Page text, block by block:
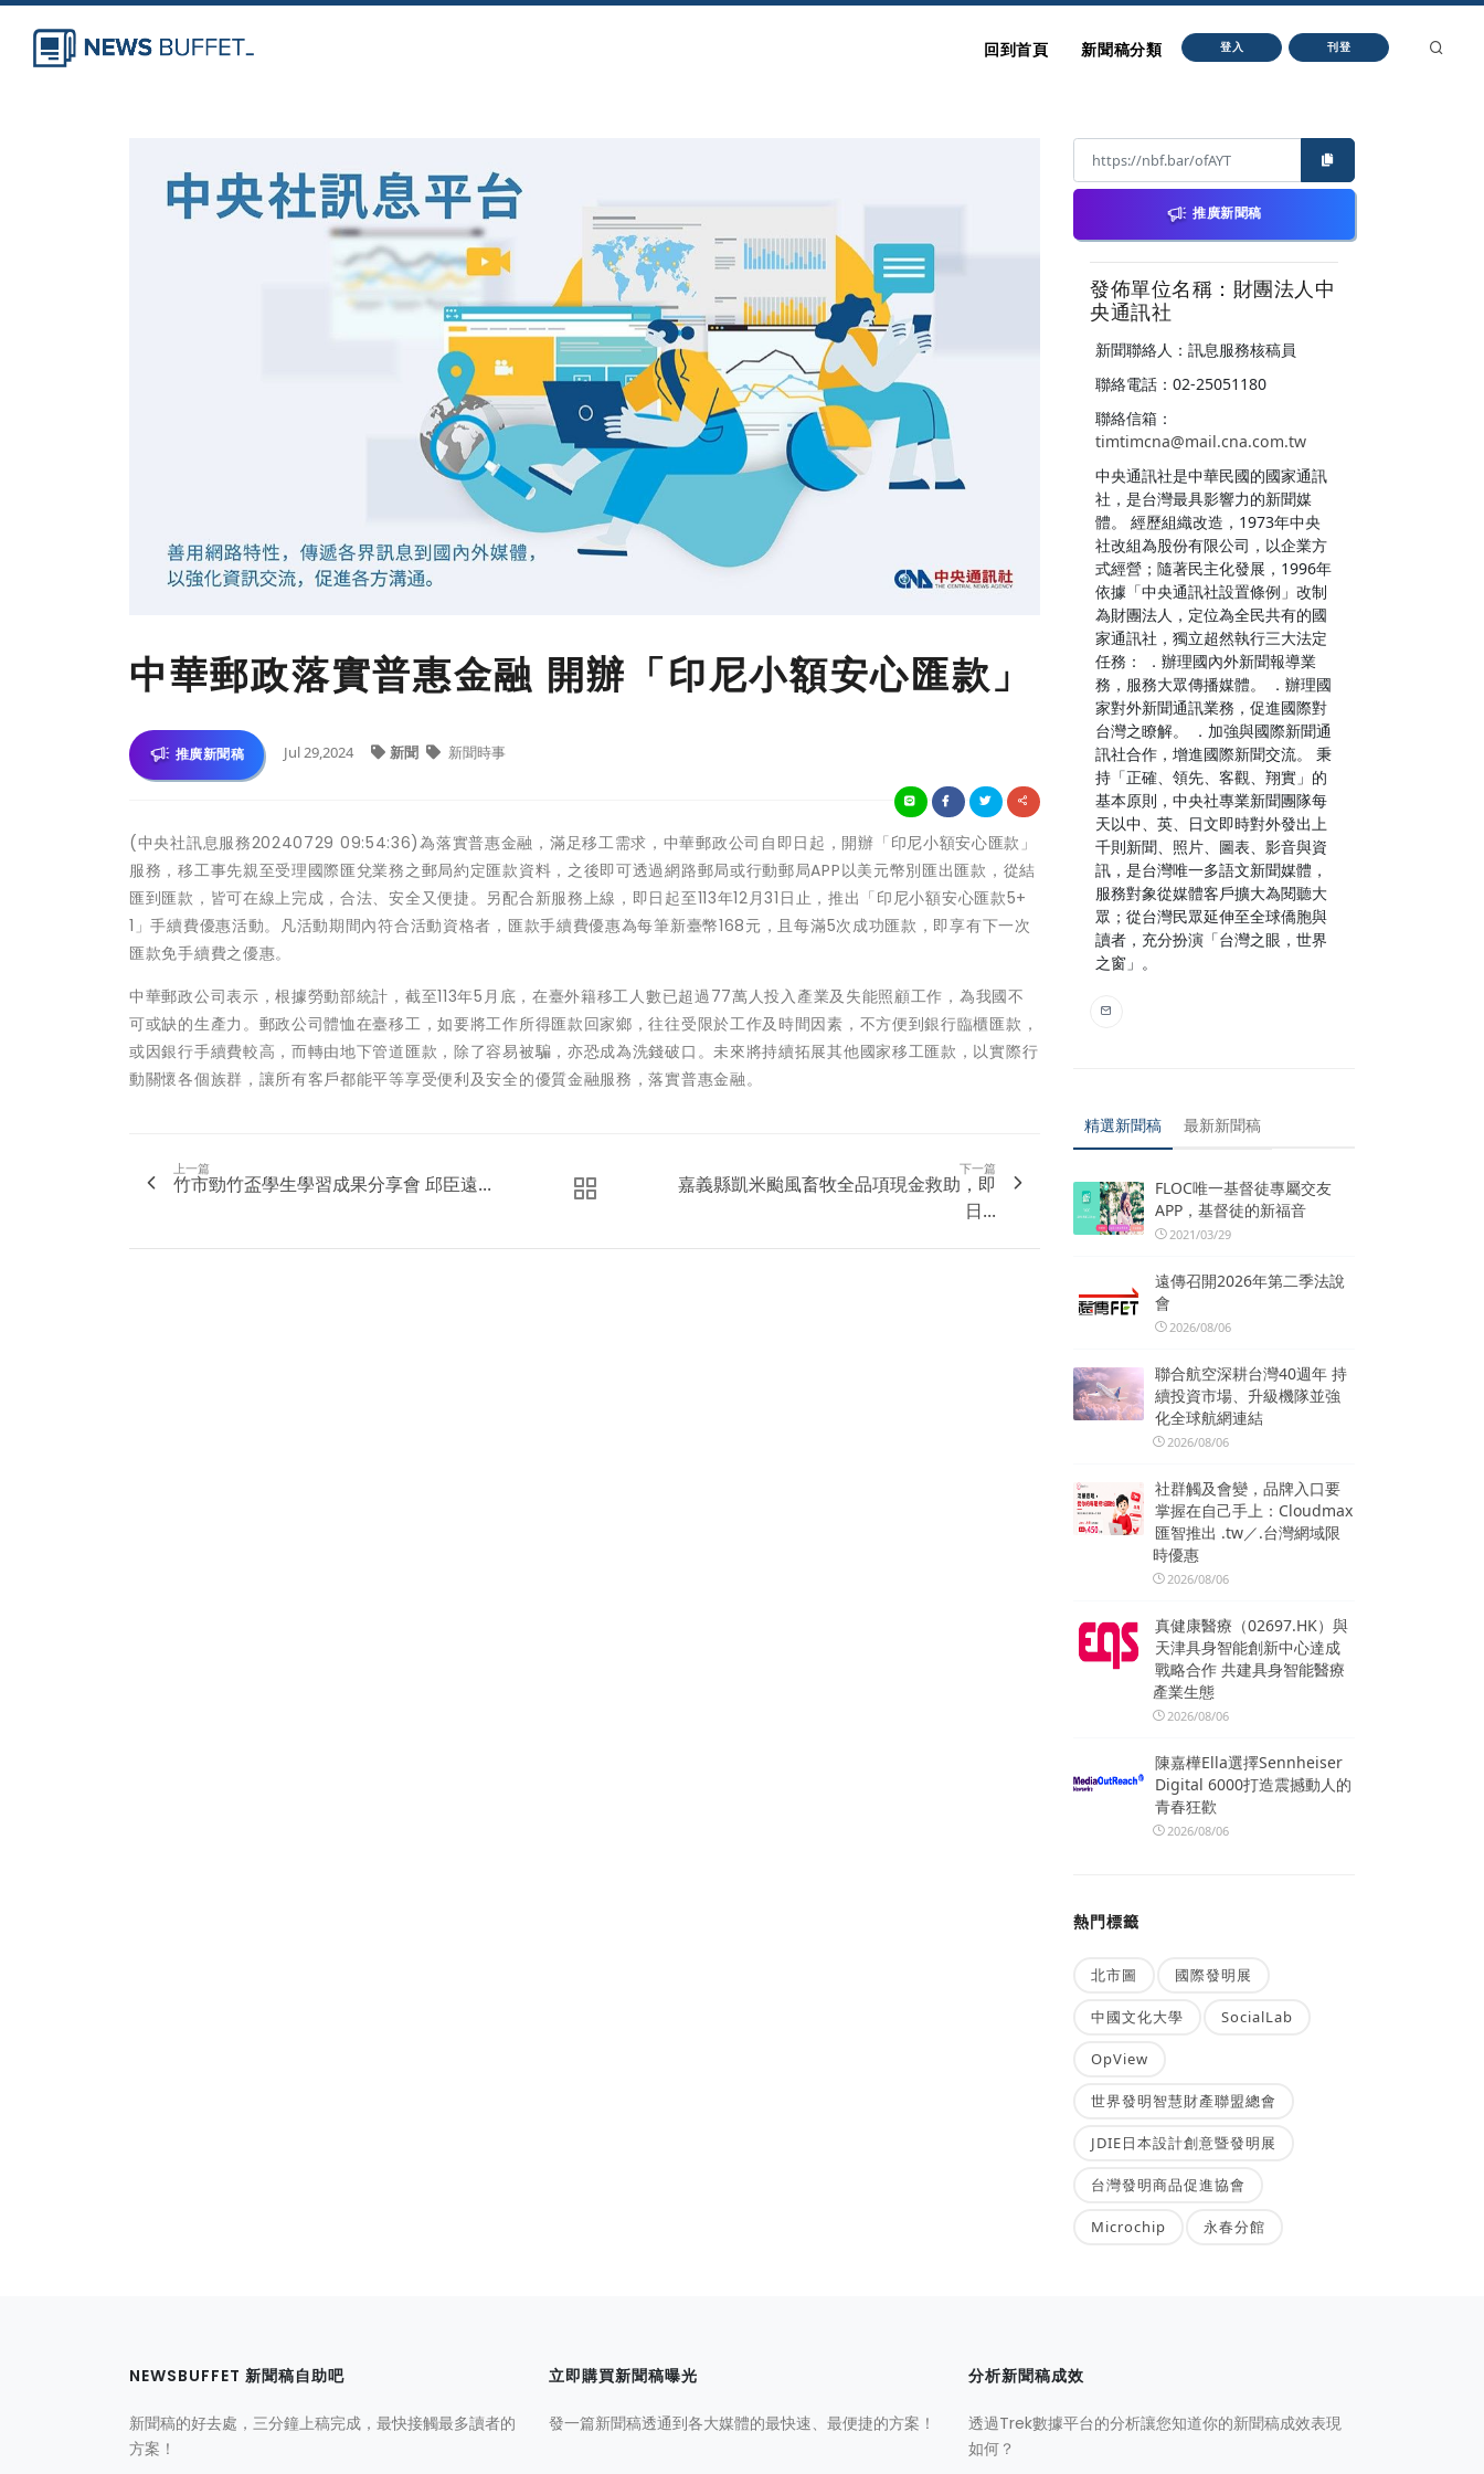
回到首頁 新聞稿分類 登入 刊登
中華郵政落實普惠金融 開辦「印尼小額安心匯款」
推廣新聞稿 Jul 29,2024 新聞 新聞時事
(中央社訊息服務20240729 09:54:36)為落實普惠金融，滿足移工需求，中華郵政公司自即日起，開辦「印尼小額安心匯款」
服務，移工事先親至受理國際匯兌業務之郵局約定匯款資料，之後即可透過網路郵局或行動郵局APP以美元幣別匯出匯款，從結
匯到匯款，皆可在線上完成，合法、安全又便捷。另配合新服務上線，即日起至113年12月31日止，推出「印尼小額安心匯款5+
1」手續費優惠活動。凡活動期間內符合活動資格者，匯款手續費優惠為每筆新臺幣168元，且每滿5次成功匯款，即享有下一次
匯款免手續費之優惠。
中華郵政公司表示，根據勞動部統計，截至113年5月底，在臺外籍移工人數已超過77萬人投入產業及失能照顧工作，為我國不
可或缺的生產力。郵政公司體恤在臺移工，如要將工作所得匯款回家鄉，往往受限於工作及時間因素，不方便到銀行臨櫃匯款，
或因銀行手續費較高，而轉由地下管道匯款，除了容易被騙，亦恐成為洗錢破口。未來將持續拓展其他國家移工匯款，以實際行
動關懷各個族群，讓所有客戶都能平等享受便利及安全的優質金融服務，落實普惠金融。
上一篇
竹市勁竹盃學生學習成果分享會 邱臣遠...
下一篇
嘉義縣凱米颱風畜牧全品項現金救助，即
日...
推廣新聞稿
發佈單位名稱：財團法人中
央通訊社
新聞聯絡人：訊息服務核稿員
聯絡電話：02-25051180
聯絡信箱：
timtimcna@mail.cna.com.tw
中央通訊社是中華民國的國家通訊
社，是台灣最具影響力的新聞媒
體。 經歷組織改造，1973年中央
社改組為股份有限公司，以企業方
式經營；隨著民主化發展，1996年
依據「中央通訊社設置條例」改制
為財團法人，定位為全民共有的國
家通訊社，獨立超然執行三大法定
任務： ．辦理國內外新聞報導業
務，服務大眾傳播媒體。 ．辦理國
家對外新聞通訊業務，促進國際對
台灣之瞭解。 ．加強與國際新聞通
訊社合作，增進國際新聞交流。 秉
持「正確、領先、客觀、翔實」的
基本原則，中央社專業新聞團隊每
天以中、英、日文即時對外發出上
千則新聞、照片、圖表、影音與資
訊，是台灣唯一多語文新聞媒體，
服務對象從媒體客戶擴大為閱聽大
眾；從台灣民眾延伸至全球僑胞與
讀者，充分扮演「台灣之眼，世界
之窗」。
精選新聞稿 最新新聞稿
FLOC唯一基督徒專屬交友
APP，基督徒的新福音
2021/03/29
遠傳召開2026年第二季法說
會
2026/08/06
聯合航空深耕台灣40週年 持
續投資市場、升級機隊並強
化全球航網連結
2026/08/06
社群觸及會變，品牌入口要
掌握在自己手上：Cloudmax
匯智推出 .tw／.台灣網域限
時優惠
2026/08/06
真健康醫療（02697.HK）與
天津具身智能創新中心達成
戰略合作 共建具身智能醫療
產業生態
2026/08/06
陳嘉樺Ella選擇Sennheiser
Digital 6000打造震撼動人的
青春狂歡
2026/08/06
熱門標籤
北市圖 國際發明展
中國文化大學 SocialLab
OpView
世界發明智慧財產聯盟總會
JDIE日本設計創意暨發明展
台灣發明商品促進協會
Microchip 永春分館
NEWSBUFFET 新聞稿自助吧
新聞稿的好去處，三分鐘上稿完成，最快接觸最多讀者的
方案！
立即購買新聞稿曝光
發一篇新聞稿透通到各大媒體的最快速、最便捷的方案！
分析新聞稿成效
透過Trek數據平台的分析讓您知道你的新聞稿成效表現
如何？